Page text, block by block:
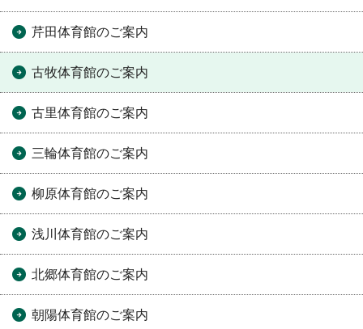
芹田体育館のご案内
古牧体育館のご案内
古里体育館のご案内
三輪体育館のご案内
柳原体育館のご案内
浅川体育館のご案内
北郷体育館のご案内
朝陽体育館のご案内